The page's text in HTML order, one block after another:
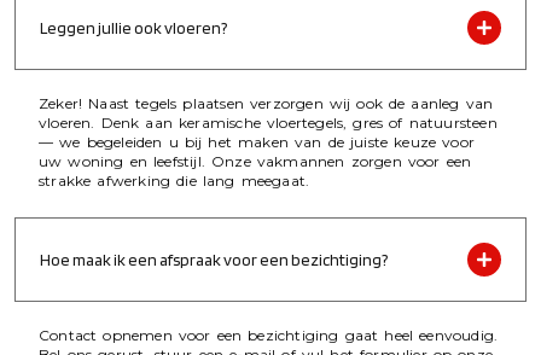
Leggen jullie ook vloeren?
Zeker! Naast tegels plaatsen verzorgen wij ook de aanleg van
vloeren. Denk aan keramische vloertegels, gres of natuursteen
— we begeleiden u bij het maken van de juiste keuze voor
uw woning en leefstijl. Onze vakmannen zorgen voor een
strakke afwerking die lang meegaat.
Hoe maak ik een afspraak voor een bezichtiging?
Contact opnemen voor een bezichtiging gaat heel eenvoudig.